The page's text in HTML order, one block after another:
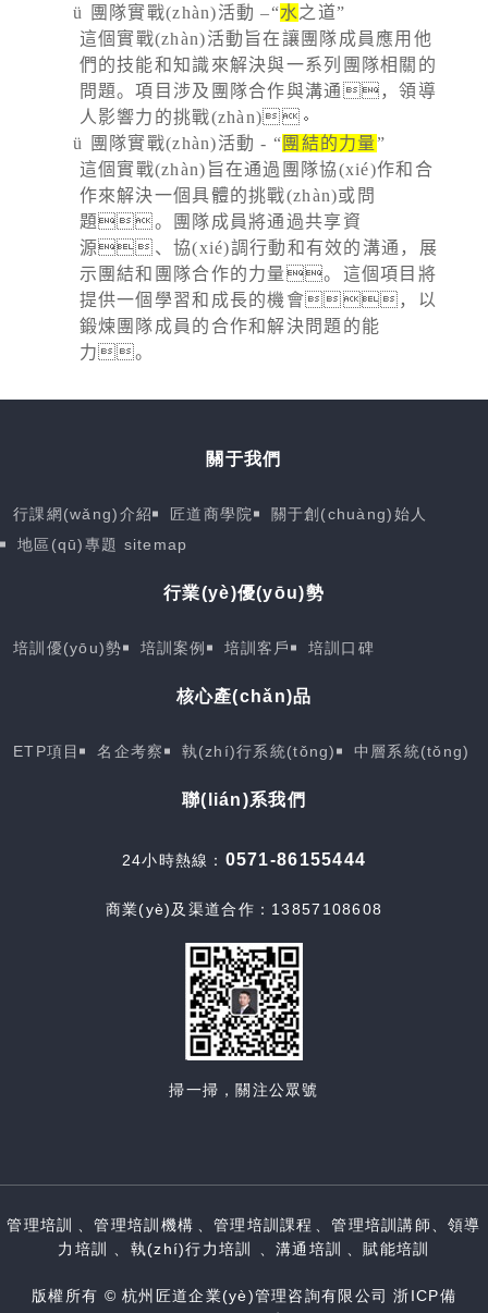
ü
團隊實戰(zhàn)活動 –“水之道”
這個實戰(zhàn)活動旨在讓團隊成員應用他
們的技能和知識來解決與一系列團隊相關的
問題。項目涉及團隊合作與溝通，領導
人影響力的挑戰(zhàn)。
ü
團隊實戰(zhàn)活動 -“ 團結的力量”
這個實戰(zhàn)旨在通過團隊協(xié)作和合
作來解決一個具體的挑戰(zhàn)或問
題。團隊成員將通過共享資
源、協(xié)調行動和有效的溝通，展
示團結和團隊合作的力量。這個項目將
提供一個學習和成長的機會，以
鍛煉團隊成員的合作和解決問題的能
力。
關于我們
行課網(wǎng)介紹 匠道商學院
關于創(chuàng)始人
地區(qū)專題 sitemap
行業(yè)優(yōu)勢
培訓優(yōu)勢 培訓案例 培訓客戶 培訓口碑
核心產(chǎn)品
ETP項目 名企考察 執(zhí)行系統(tǒng) 中層系統(tǒng)
聯(lián)系我們
24小時熱線： 0571-86155444
商業(yè)及渠道合作：13857108608
掃一掃，關注公眾號
管理培訓、管理培訓機構、管理培訓課程、管理培訓講師、領導
力培訓、執(zhí)行力培訓、溝通培訓、賦能培訓
版權所有 © 杭州匠道企業(yè)管理咨詢有限公司浙ICP備